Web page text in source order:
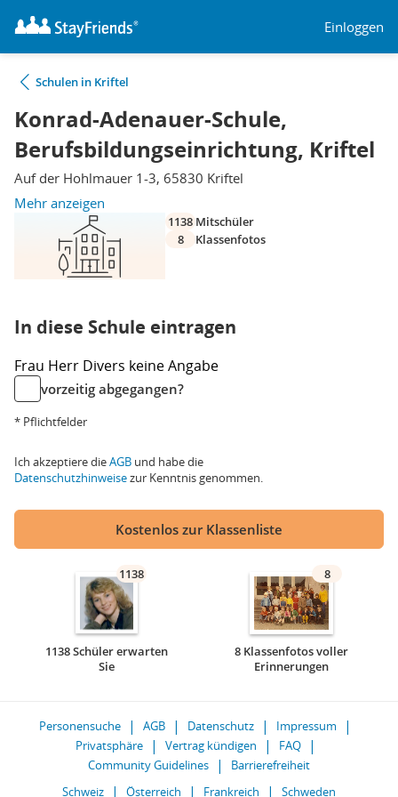
Einloggen
Schulen in Kriftel
Konrad-Adenauer-Schule,
Berufsbildungseinrichtung, Kriftel
Auf der Hohlmauer 1-3, 65830 Kriftel
Mehr anzeigen
1138 Mitschüler
8
Klassenfotos
In diese Schule eintragen
Frau Herr Divers keine Angabe
vorzeitig abgegangen?
* Pflichtfelder
Ich akzeptiere dieAGB und habe die
Datenschutzhinweisezur Kenntnis genommen.
Kostenlos zur Klassenliste
1138
1138 Schüler erwarten
Sie
8
8 Klassenfotos voller
Erinnerungen
Personensuche AGB Datenschutz
Impressum
Privatsphäre
Vertrag kündigen
FAQ
Community Guidelines
Barrierefreiheit
Schweiz
Österreich Frankreich Schweden